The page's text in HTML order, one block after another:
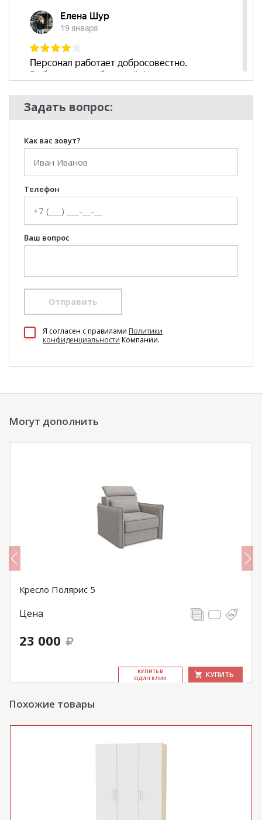
Задать вопрос:
Как вас зовут?
Телефон
Ваш вопрос
Отправить
Я согласен c правилами Политики
конфиденциальности Компании.
Могут дополнить
Кресло Полярис 5
Цена
23 000
КУ­ПИТЬ В
ОДИН КЛИК
КУПИТЬ
Похожие товары